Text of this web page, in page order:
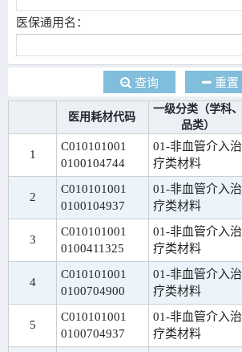
医保通用名：
查询 重置
医用耗材代码
一级分类（学科、
品类）
1
C010101001
0100104744
01-非血管介入治
疗类材料
2
C010101001
0100104937
01-非血管介入治
疗类材料
3
C010101001
0100411325
01-非血管介入治
疗类材料
4
C010101001
0100704900
01-非血管介入治
疗类材料
5
C010101001
0100704937
01-非血管介入治
疗类材料